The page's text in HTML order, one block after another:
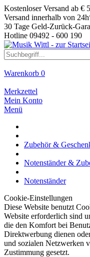
Kostenloser Versand ab €
Versand innerhalb von
30 Tage Geld-Zurück-
Hotline 09492 - 600 190
Warenkorb 0
Merkzettel
Mein Konto
Menü
Zubehör &
Notenständer &
Notenständer
Cookie-Einstellungen
Diese Website benutzt
Website erforderlich sind
die den Komfort bei
Direktwerbung dienen
und sozialen Netzwerken
Zustimmung gesetzt.